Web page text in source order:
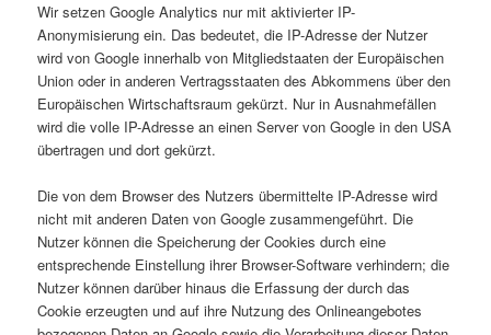
Wir setzen Google Analytics nur mit aktivierter IP-
Anonymisierung ein. Das bedeutet, die IP-Adresse der Nutzer
wird von Google innerhalb von Mitgliedstaaten der Europäischen
Union oder in anderen Vertragsstaaten des Abkommens über den
Europäischen Wirtschaftsraum gekürzt. Nur in Ausnahmefällen
wird die volle IP-Adresse an einen Server von Google in den USA
übertragen und dort gekürzt.
Die von dem Browser des Nutzers übermittelte IP-Adresse wird
nicht mit anderen Daten von Google zusammengeführt. Die
Nutzer können die Speicherung der Cookies durch eine
entsprechende Einstellung ihrer Browser-Software verhindern; die
Nutzer können darüber hinaus die Erfassung der durch das
Cookie erzeugten und auf ihre Nutzung des Onlineangebotes